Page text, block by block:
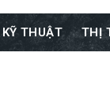
KỸ THUẬT THỊ